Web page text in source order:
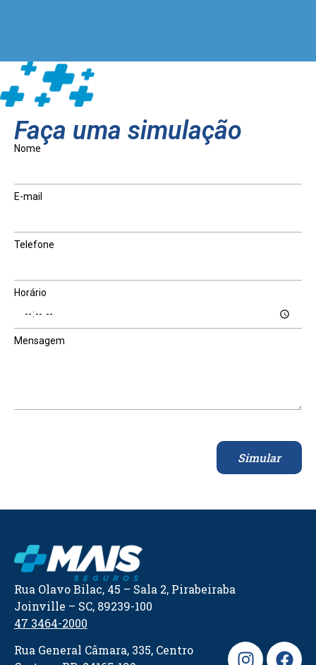
Faça uma simulação
Nome
E-mail
Telefone
Horário
Mensagem
Simular
Rua Olavo Bilac, 45 – Sala 2, Pirabeiraba
Joinville – SC, 89239-100
47 3464-2000
Rua General Câmara, 335, Centro